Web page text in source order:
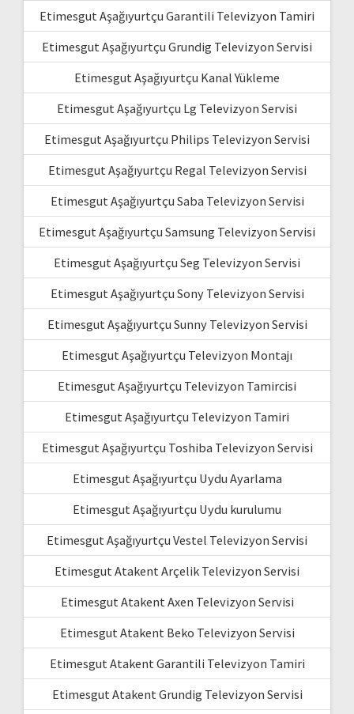
Etimesgut Aşağıyurtçu Garantili Televizyon Tamiri
Etimesgut Aşağıyurtçu Grundig Televizyon Servisi
Etimesgut Aşağıyurtçu Kanal Yükleme
Etimesgut Aşağıyurtçu Lg Televizyon Servisi
Etimesgut Aşağıyurtçu Philips Televizyon Servisi
Etimesgut Aşağıyurtçu Regal Televizyon Servisi
Etimesgut Aşağıyurtçu Saba Televizyon Servisi
Etimesgut Aşağıyurtçu Samsung Televizyon Servisi
Etimesgut Aşağıyurtçu Seg Televizyon Servisi
Etimesgut Aşağıyurtçu Sony Televizyon Servisi
Etimesgut Aşağıyurtçu Sunny Televizyon Servisi
Etimesgut Aşağıyurtçu Televizyon Montajı
Etimesgut Aşağıyurtçu Televizyon Tamircisi
Etimesgut Aşağıyurtçu Televizyon Tamiri
Etimesgut Aşağıyurtçu Toshiba Televizyon Servisi
Etimesgut Aşağıyurtçu Uydu Ayarlama
Etimesgut Aşağıyurtçu Uydu kurulumu
Etimesgut Aşağıyurtçu Vestel Televizyon Servisi
Etimesgut Atakent Arçelik Televizyon Servisi
Etimesgut Atakent Axen Televizyon Servisi
Etimesgut Atakent Beko Televizyon Servisi
Etimesgut Atakent Garantili Televizyon Tamiri
Etimesgut Atakent Grundig Televizyon Servisi